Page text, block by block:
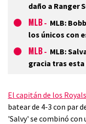
daño a Ranger
MLB - MLB:
los únicos con
MLB - MLB:
gracia tras
El capitán de los Royals
batear de 4-3 con par
'Salvy' se combinó con